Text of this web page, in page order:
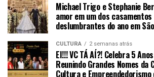
Michael Trigo e Stephanie
amor em um dos
deslumbrantes do ano em
CULTURA 2 semanas atrás
EI!!! VC TÁ AÍ?! Celebra 5
Reunindo Grandes Nomes da
Cultura e